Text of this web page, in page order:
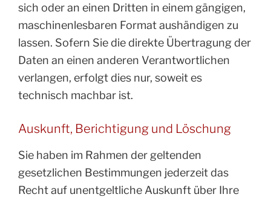
sich oder an einen Dritten in einem gängigen,
maschinenlesbaren Format aushändigen zu
lassen. Sofern Sie die direkte Übertragung der
Daten an einen anderen Verantwortlichen
verlangen, erfolgt dies nur, soweit es
technisch machbar ist.
Auskunft, Berichtigung und Löschung
Sie haben im Rahmen der geltenden
gesetzlichen Bestimmungen jederzeit das
Recht auf unentgeltliche Auskunft über Ihre